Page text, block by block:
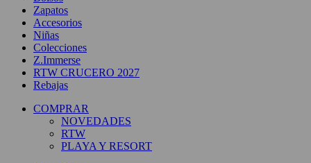
Zapatos
Accesorios
Niñas
Colecciones
Z.Immerse
RTW CRUCERO 2027
Rebajas
COMPRAR
NOVEDADES
RTW
PLAYA Y RESORT